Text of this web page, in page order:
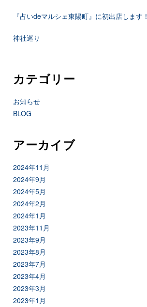
『占いdeマルシェ東陽町』に初出店します！
神社巡り
カテゴリー
お知らせ
BLOG
アーカイブ
2024年11月
2024年9月
2024年5月
2024年2月
2024年1月
2023年11月
2023年9月
2023年8月
2023年7月
2023年4月
2023年3月
2023年1月